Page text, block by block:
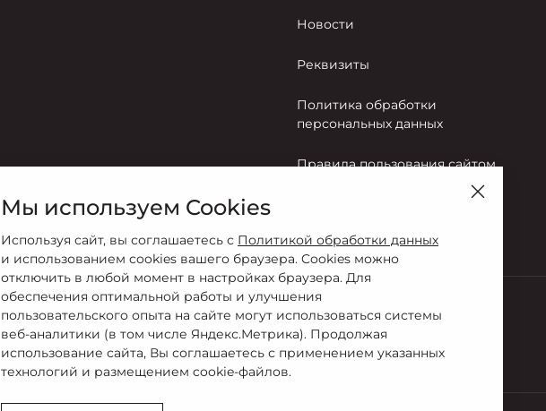
Новости
Реквизиты
Политика обработки
персональных данных
Правила пользования сайтом
Продажи
+7 (4922) 22-10-68
Мы используем Cookies
Используя сайт, вы соглашаетесь с Политикой обработки данных
и использованием cookies вашего браузера. Cookies можно
отключить в любой момент в настройках браузера. Для
обеспечения оптимальной работы и улучшения
пользовательского опыта на сайте могут использоваться системы
веб-аналитики (в том числе Яндекс.Метрика). Продолжая
использование сайта, Вы соглашаетесь с применением указанных
технологий и размещением cookie-файлов.